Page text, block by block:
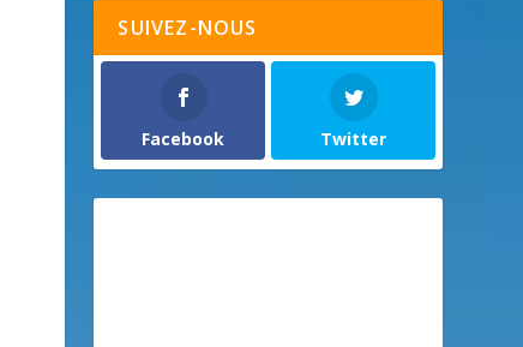
SUIVEZ-NOUS
Facebook Twitter